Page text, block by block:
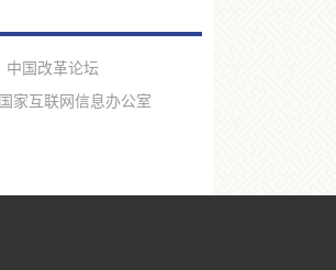
中国改革论坛
国家互联网信息办公室